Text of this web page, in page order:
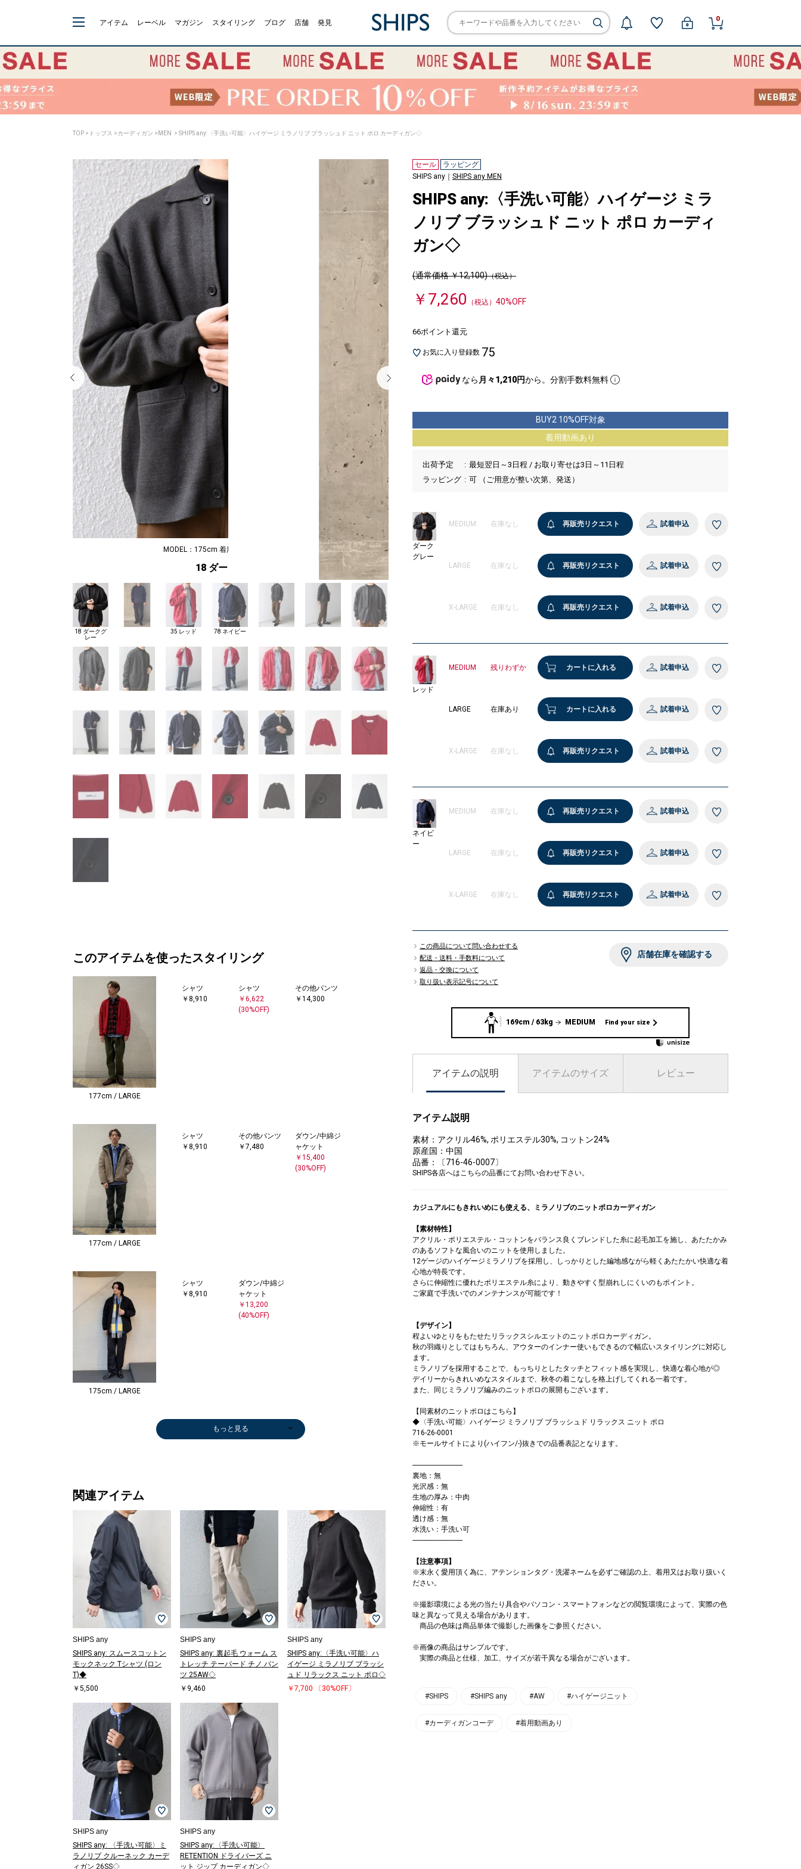
アイテム レーベル マガジン スタイリング ブログ 店舗 発見 0
TOP > トップス >カーディガン > MEN > SHIPS any:〈手洗い可能〉ハイゲージ ミラノリブ ブラッシュド ニット ポロ カーディガン◇
MODEL：175cm 着用サイズ：MEDIUM
18 ダークグレー
18 ダークグ
レー
35 レッド 78 ネイビー
このアイテムを使ったスタイリング
177cm / LARGE
シャツ
￥8,910
シャツ
￥6,622
(30%OFF)
その他パンツ
￥14,300
177cm / LARGE
シャツ
￥8,910
その他パンツ
￥7,480
ダウン/中綿ジ
ャケット
￥15,400
(30%OFF)
175cm / LARGE
シャツ
￥8,910
ダウン/中綿ジ
ャケット
￥13,200
(40%OFF)
Tシャツ/カット
ソー
その他パンツ
￥13,750
ブルゾン
￥9,075
もっと見る
関連アイテム
SHIPS any
SHIPS any: スムースコットン
モックネック Tシャツ (ロン
T)◆
￥5,500
SHIPS any
SHIPS any: 裏起毛 ウォーム ス
トレッチ テーパード チノ パン
ツ 25AW◇
￥9,460
SHIPS any
SHIPS any:〈手洗い可能〉ハ
イゲージ ミラノリブ ブラッシ
ュド リラックス ニット ポロ◇
￥7,700
〔30%OFF〕
SHIPS any
SHIPS any: 〈手洗い可能〉ミ
ラノリブ クルーネック カーデ
ィガン 26SS◇
SHIPS any
SHIPS any:〈手洗い可能〉
RETENTION ドライバーズ ニ
ット ジップ カーディガン◇
セール
ラッピング
SHIPS any｜ SHIPS any MEN
SHIPS any:〈手洗い可能〉ハイゲージ ミラ
ノリブ ブラッシュド ニット ポロ カーディ
ガン◇
(通常価格 ￥12,100)（税込）
￥7,260 （税込） 40%OFF
66ポイント還元
お気に入り登録数 75
なら 月々1,210円から。分割手数料無料
BUY2 10%OFF対象
着用動画あり
出荷予定
最短翌日～3日程 / お取り寄せは3日～11日程
ラッピング
可 （ご用意が整い次第、発送）
ダーク
グレー
MEDIUM 在庫なし 再販売リクエスト 試着申込
LARGE 在庫なし 再販売リクエスト 試着申込
X-LARGE 在庫なし 再販売リクエスト 試着申込
レッド
MEDIUM 残りわずか カートに入れる 試着申込
LARGE 在庫あり カートに入れる 試着申込
X-LARGE 在庫なし 再販売リクエスト 試着申込
ネイビ
ー
MEDIUM 在庫なし 再販売リクエスト 試着申込
LARGE 在庫なし 再販売リクエスト 試着申込
X-LARGE 在庫なし 再販売リクエスト 試着申込
この商品について問い合わせする
配送・送料・手数料について
返品・交換について
取り扱い表示記号について
店舗在庫を確認する
169cm / 63kg MEDIUM Find your size
アイテムの説明 アイテムのサイズ レビュー
アイテム説明
素材：アクリル46%, ポリエステル30%, コットン24%
原産国：中国
品番：〔716-46-0007〕
SHIPS各店へはこちらの品番にてお問い合わせ下さい。
カジュアルにもきれいめにも使える、ミラノリブのニットポロカーディガン
【素材特性】
アクリル・ポリエステル・コットンをバランス良くブレンドした糸に起毛加工を施し、あたたかみ
のあるソフトな風合いのニットを使用しました。
12ゲージのハイゲージミラノリブを採用し、しっかりとした編地感ながら軽くあたたかい快適な着
心地が特長です。
さらに伸縮性に優れたポリエステル糸により、動きやすく型崩れしにくいのもポイント。
ご家庭で手洗いでのメンテナンスが可能です！
【デザイン】
程よいゆとりをもたせたリラックスシルエットのニットポロカーディガン。
秋の羽織りとしてはもちろん、アウターのインナー使いもできるので幅広いスタイリングに対応し
ます。
ミラノリブを採用することで、もっちりとしたタッチとフィット感を実現し、快適な着心地が◎
デイリーからきれいめなスタイルまで、秋冬の着こなしを格上げしてくれる一着です。
また、同じミラノリブ編みのニットポロの展開もございます。
【同素材のニットポロはこちら】
◆〈手洗い可能〉ハイゲージ ミラノリブ ブラッシュド リラックス ニット ポロ
716-26-0001
※モールサイトにより(ハイフン/-)抜きでの品番表記となります。
----------------------------
裏地：無
光沢感：無
生地の厚み：中肉
伸縮性：有
透け感：無
水洗い：手洗い可
----------------------------
【注意事項】
※末永く愛用頂く為に、アテンションタグ・洗濯ネームを必ずご確認の上、着用又はお取り扱いく
ださい。
※撮影環境による光の当たり具合やパソコン・スマートフォンなどの閲覧環境によって、実際の色
味と異なって見える場合があります。
商品の色味は商品単体で撮影した画像をご参照ください。
※画像の商品はサンプルです。
実際の商品と仕様、加工、サイズが若干異なる場合がございます。
#SHIPS #SHIPS any #AW #ハイゲージニット
#カーディガンコーデ #着用動画あり